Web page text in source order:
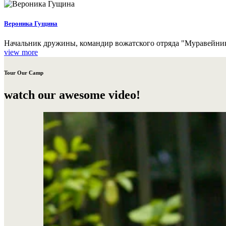
Вероника Гущина
Начальник дружины, командир вожатского отряда
view more
Tour Our Camp
watch our awesome video!